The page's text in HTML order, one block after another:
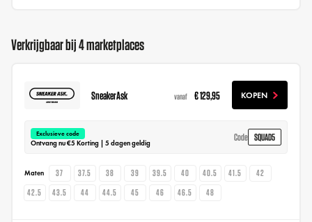
Verkrijgbaar bij 4 marketplaces
SneakerAsk vanaf € 129,95 KOPEN
Exclusieve code
Ontvang nu €5 Korting | 5 dagen geldig
Code SQUAD5
Maten 37 37.5 38 39 39.5 40 40.5 41.5
42
42.5
43.5 44 44.5 45 46 46.5 48